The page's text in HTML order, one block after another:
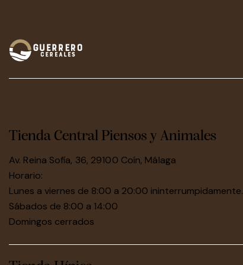
Tienda Central Piensos y Animales
Av. Reina Sofía, 36, 29100 Coín, Málaga
Horario:
Lunes a viernes de 8:00 a 20:00 ininterrumpidamente.
Sábados de 8:00 a 14:00
Domingos cerrados